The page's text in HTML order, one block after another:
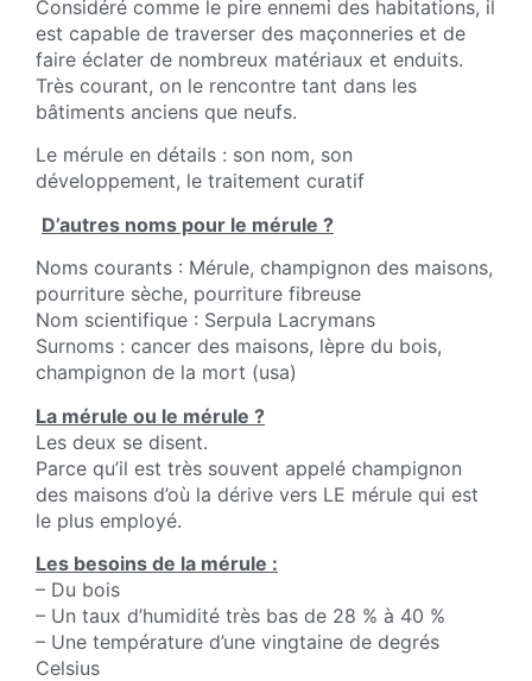
Considéré comme le pire ennemi des habitations, il
est capable de traverser des maçonneries et de
faire éclater de nombreux matériaux et enduits.
Très courant, on le rencontre tant dans les
bâtiments anciens que neufs.
Le mérule en détails : son nom, son
développement, le traitement curatif
D’autres noms pour le mérule ?
Noms courants : Mérule, champignon des maisons,
pourriture sèche, pourriture fibreuse
Nom scientifique : Serpula Lacrymans
Surnoms : cancer des maisons, lèpre du bois,
champignon de la mort (usa)
La mérule ou le mérule ?
Les deux se disent.
Parce qu’il est très souvent appelé champignon
des maisons d’où la dérive vers LE mérule qui est
le plus employé.
Les besoins de la mérule :
– Du bois
– Un taux d’humidité très bas de 28 % à 40 %
– Une température d’une vingtaine de degrés
Celsius